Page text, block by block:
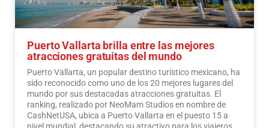
Puerto Vallarta brilla entre las mejores
atracciones gratuitas del mundo
Puerto Vallarta, un popular destino turístico mexicano, ha
sido reconocido como uno de los 20 mejores lugares del
mundo por sus destacadas atracciones gratuitas. El
ranking, realizado por NeoMam Studios en nombre de
CashNetUSA, ubica a Puerto Vallarta en el puesto 15 a
nivel mundial, destacando su atractivo para los viajeros